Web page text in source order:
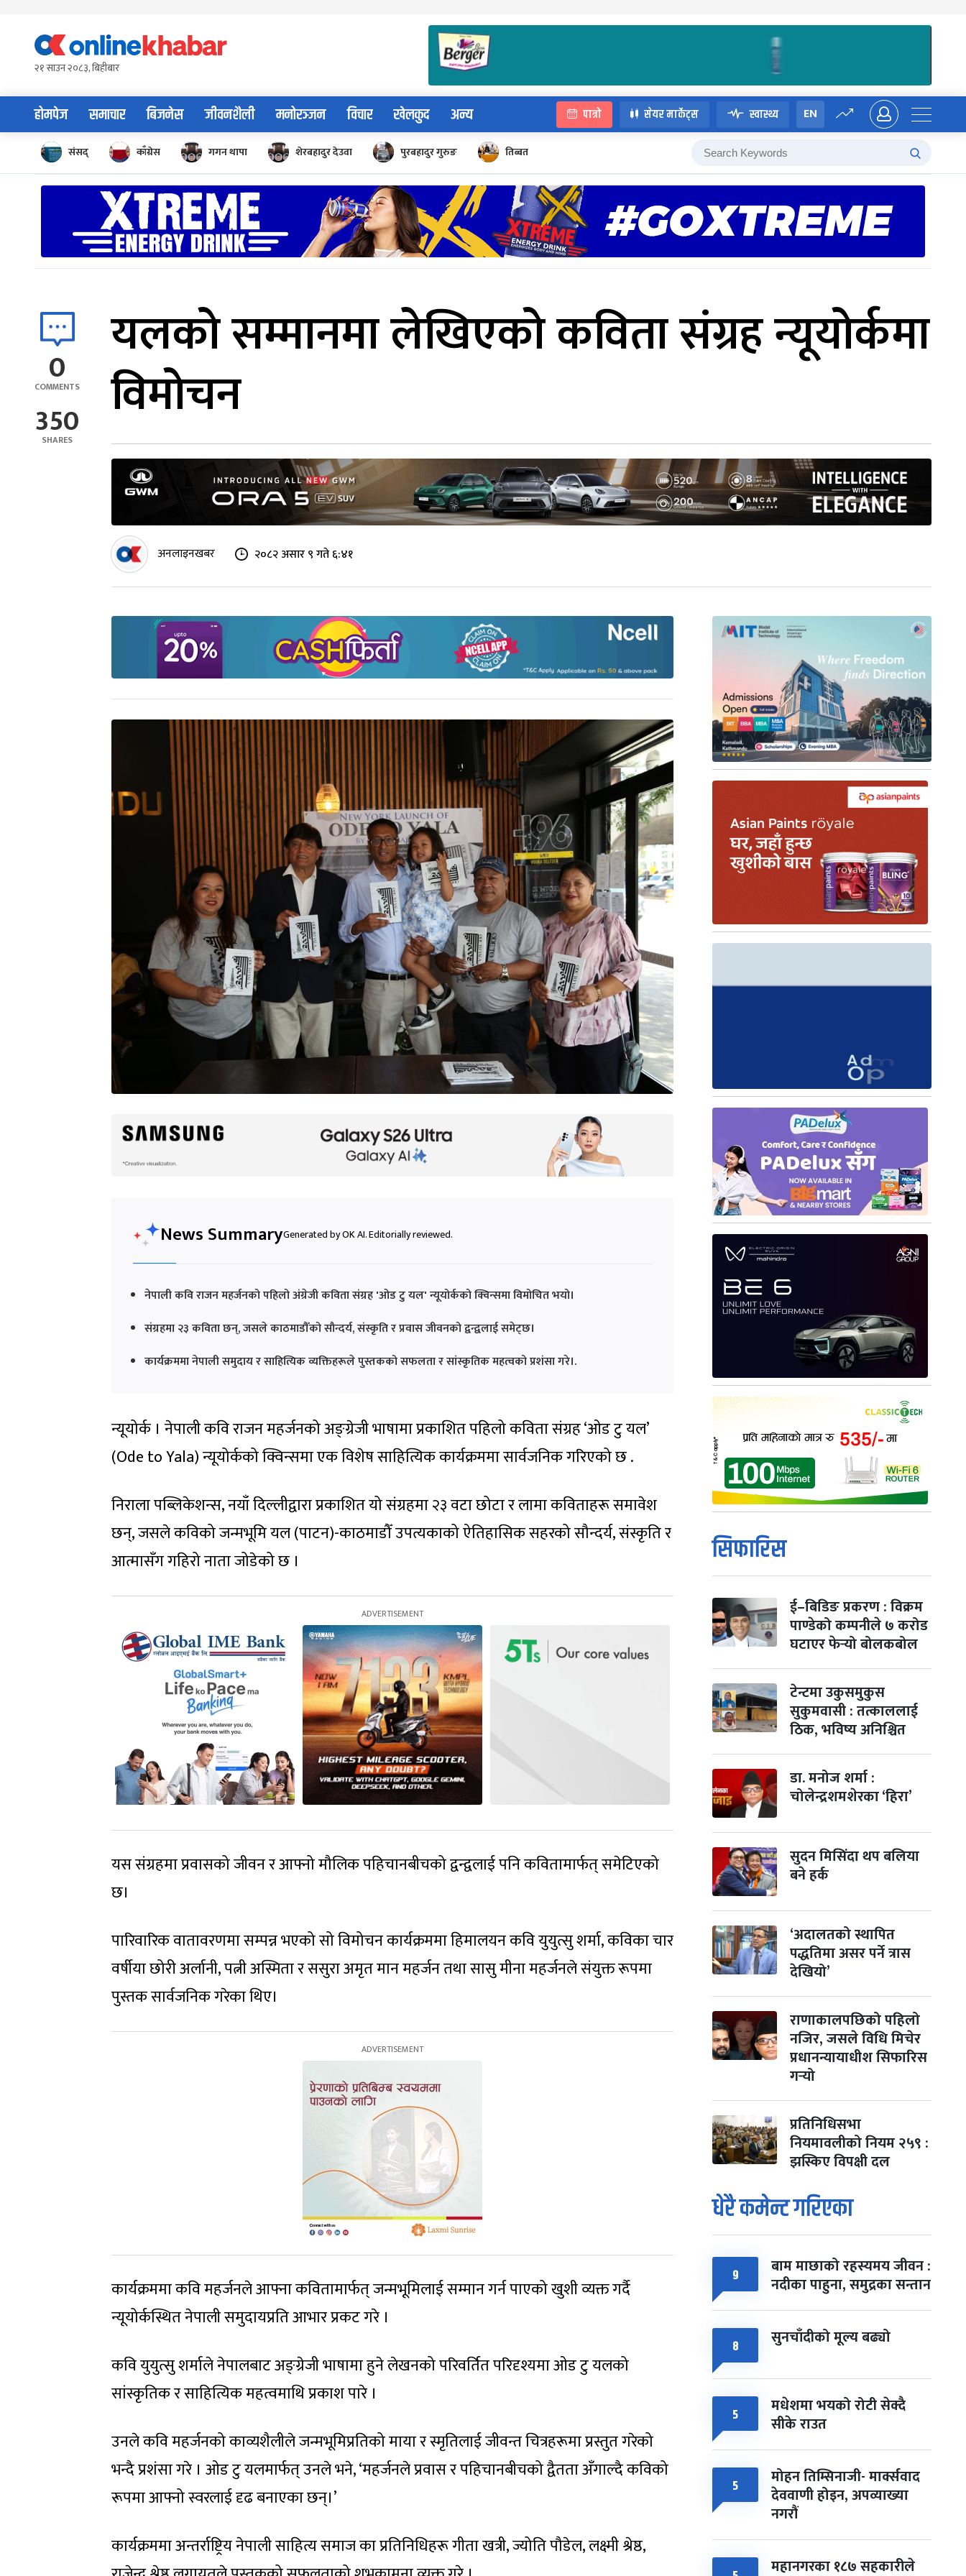
content२१ साउन २०८३, बिहीबार
होमपेज समाचार बिजनेस जीवनशैली मनोरञ्जन विचार खेलकुद अन्य पात्रो सेयर मार्केट्स स्वास्थ्य EN
संसद् काँग्रेस गगन थापा शेरबहादुर देउवा पुरबहादुर गुरुङ तिब्बत
0
COMMENTS
350
SHARES
यलको सम्मानमा लेखिएको कविता संग्रह न्यूयोर्कमा
विमोचन
अनलाइनखबर २०८२ असार ९ गते ६:४१
News SummaryGenerated by OK AI. Editorially reviewed.
नेपाली कवि राजन महर्जनको पहिलो अंग्रेजी कविता संग्रह 'ओड टु यल' न्यूयोर्कको क्विन्समा विमोचित भयो।
संग्रहमा २३ कविता छन्, जसले काठमाडौँको सौन्दर्य, संस्कृति र प्रवास जीवनको द्वन्द्वलाई समेट्छ।
कार्यक्रममा नेपाली समुदाय र साहित्यिक व्यक्तिहरूले पुस्तकको सफलता र सांस्कृतिक महत्वको प्रशंसा गरे।.
न्यूयोर्क । नेपाली कवि राजन महर्जनको अङ्ग्रेजी भाषामा प्रकाशित पहिलो कविता संग्रह ‘ओड टु यल’
(Ode to Yala) न्यूयोर्कको क्विन्समा एक विशेष साहित्यिक कार्यक्रममा सार्वजनिक गरिएको छ .
निराला पब्लिकेशन्स, नयाँ दिल्लीद्वारा प्रकाशित यो संग्रहमा २३ वटा छोटा र लामा कविताहरू समावेश
छन्, जसले कविको जन्मभूमि यल (पाटन)-काठमाडौँ उपत्यकाको ऐतिहासिक सहरको सौन्दर्य, संस्कृति र
आत्मासँग गहिरो नाता जोडेको छ ।
यस संग्रहमा प्रवासको जीवन र आफ्नो मौलिक पहिचानबीचको द्वन्द्वलाई पनि कवितामार्फत् समेटिएको
छ।
पारिवारिक वातावरणमा सम्पन्न भएको सो विमोचन कार्यक्रममा हिमालयन कवि युयुत्सु शर्मा, कविका चार
वर्षीया छोरी अर्लानी, पत्नी अस्मिता र ससुरा अमृत मान महर्जन तथा सासु मीना महर्जनले संयुक्त रूपमा
पुस्तक सार्वजनिक गरेका थिए।
कार्यक्रममा कवि महर्जनले आफ्ना कवितामार्फत् जन्मभूमिलाई सम्मान गर्न पाएको खुशी व्यक्त गर्दै
न्यूयोर्कस्थित नेपाली समुदायप्रति आभार प्रकट गरे ।
कवि युयुत्सु शर्माले नेपालबाट अङ्ग्रेजी भाषामा हुने लेखनको परिवर्तित परिदृश्यमा ओड टु यलको
सांस्कृतिक र साहित्यिक महत्वमाथि प्रकाश पारे ।
उनले कवि महर्जनको काव्यशैलीले जन्मभूमिप्रतिको माया र स्मृतिलाई जीवन्त चित्रहरूमा प्रस्तुत गरेको
भन्दै प्रशंसा गरे । ओड टु यलमार्फत् उनले भने, ‘महर्जनले प्रवास र पहिचानबीचको द्वैतता अँगाल्दै कविको
रूपमा आफ्नो स्वरलाई दृढ बनाएका छन्।’
कार्यक्रममा अन्तर्राष्ट्रिय नेपाली साहित्य समाज का प्रतिनिधिहरू गीता खत्री, ज्योति पौडेल, लक्ष्मी श्रेष्ठ,
सिफारिस
ई–बिडिङ प्रकरण : विक्रम
पाण्डेको कम्पनीले ७ करोड
घटाएर फेर्‍यो बोलकबोल
टेन्टमा उकुसमुकुस
सुकुमवासी : तत्काललाई
ठिक, भविष्य अनिश्चित
डा. मनोज शर्मा :
चोलेन्द्रशमशेरका ‘हिरा’
सुदन मिसिंदा थप बलिया
बने हर्क
‘अदालतको स्थापित
पद्धतिमा असर पर्ने त्रास
देखियो’
राणाकालपछिको पहिलो
नजिर, जसले विधि मिचेर
प्रधानन्यायाधीश सिफारिस
गर्‍यो
प्रतिनिधिसभा
नियमावलीको नियम २५९ :
झस्किए विपक्षी दल
धेरै कमेन्ट गरिएका
९ बाम माछाको रहस्यमय जीवन :
नदीका पाहुना, समुद्रका सन्तान
८ सुनचाँदीको मूल्य बढ्यो
५ मधेशमा भयको रोटी सेक्दै
सीके राउत
५ मोहन तिम्सिनाजी- मार्क्सवाद
देववाणी होइन, अपव्याख्या
नगरौं
महानगरका १८७ सहकारीले